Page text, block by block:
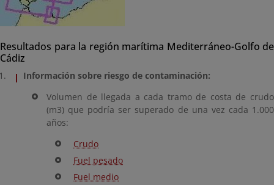
Resultados para la región marítima Mediterráneo-Golfo de
Cádiz
Información sobre riesgo de contaminación:
Volumen de llegada a cada tramo de costa de crudo
(m3) que podría ser superado de una vez cada 1.000
años:
Crudo
Fuel pesado
Fuel medio